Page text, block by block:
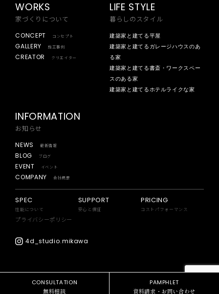
WORKS
家づくりについて
CONCEPT コンセプト
GALLERY 施工事例
CREATOR クリエイター
LIFE STYLE
暮らしのスタイル
建築家と建てる平屋
建築家と建てるガレージハウスのあ
る家
建築家と建てる書斎・ワークスペー
スのある家
建築家と建てるホテルライクな家
INFORMATION
お知らせ
NEWS 最新情報
BLOG ブログ
EVENT イベント
COMPANY 会社概要
4d_studio.mikawa
SPEC
性能について
SUPPORT
安心と保証
PRICING
コストパフォーマンス
プライバシーポリシー
CONSULTATION
無料相談
PAMPHLET
資料請求・お問い合わせ